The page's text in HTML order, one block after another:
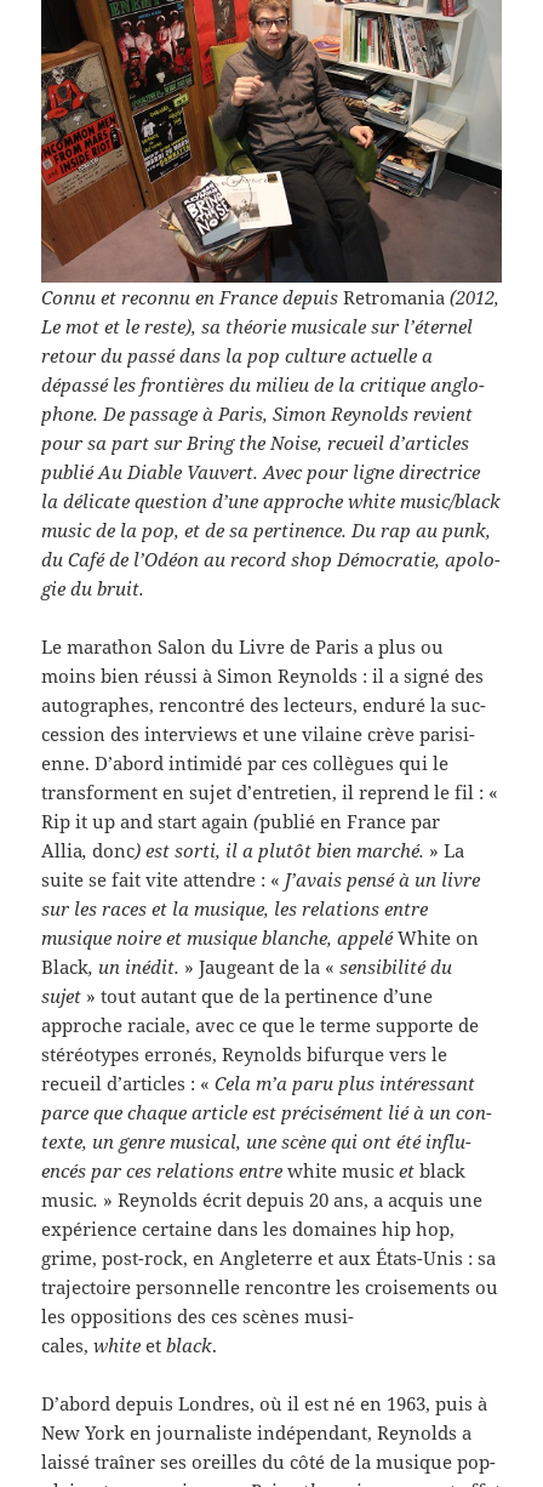
Connu et reconnu en France depuisRetro­ma­nia (2012,
Le mot et le reste), sa théorie musi­cale sur l’éternel
retour du passé dans la pop cul­ture actuelle a
dépassé les fron­tières du milieu de la cri­tique anglo­
phone. De pas­sage à Paris, Simon Reynolds revient
pour sa part sur Bring the Noise, recueil d’articles
pub­lié Au Dia­ble Vau­vert. Avec pour ligne direc­trice
la déli­cate ques­tion d’une approche white music/​black
music de la pop, et de sa per­ti­nence. Du rap au punk,
du Café de l’Odéon au record shop Démoc­ra­tie, apolo­
gie du bruit.
Le marathon Salon du Livre de Paris a plus ou
moins bien réussi à Simon Reynolds : il a signé des
auto­graphes, ren­con­tré des lecteurs, enduré la suc­
ces­sion des inter­views et une vilaine crève parisi­
enne. D’abord intimidé par ces col­lègues qui le
trans­for­ment en sujet d’entretien, il reprend le fil : «
Rip it up and start again (pub­lié en France par
Allia,donc) est sorti, il a plutôt bien marché. » La
suite se fait vite atten­dre : « J’avais pensé à un livre
sur les races et la musique, les rela­tions entre
musique noire et musique blanche, appeléWhite on
Black, un inédit. » Jaugeant de la «sen­si­bil­ité du
sujet » tout autant que de la per­ti­nence d’une
approche raciale, avec ce que le terme sup­porte de
stéréo­types erronés, Reynolds bifurque vers le
recueil d’articles : «Cela m’a paru plus intéres­sant
parce que chaque arti­cle est pré­cisé­ment lié à un con­
texte, un genre musi­cal, une scène qui ont été influ­
encés par ces rela­tions entrewhite music etblack
music. » Reynolds écrit depuis 20 ans, a acquis une
expéri­ence cer­taine dans les domaines hip hop,
grime, post-​rock, en Angleterre et aux États-​Unis : sa
tra­jec­toire per­son­nelle ren­con­tre les croise­ments ou
les oppo­si­tions des ces scènes musi­
cales,white etblack.
D’abord depuis Lon­dres, où il est né en 1963, puis à
New York en jour­nal­iste indépen­dant, Reynolds a
laissé traîner ses oreilles du côté de la musique pop­